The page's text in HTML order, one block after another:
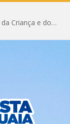
Eleição do Conselho Municipal dos Direitos da Criança e do Adolescente CMDCA 2026